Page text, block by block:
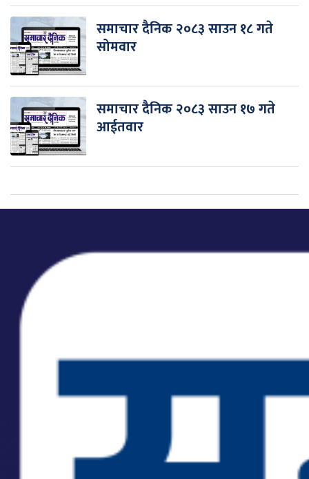
समाचार दैनिक २०८३ साउन १८ गते
सोमवार
समाचार दैनिक २०८३ साउन १७ गते
आईतवार